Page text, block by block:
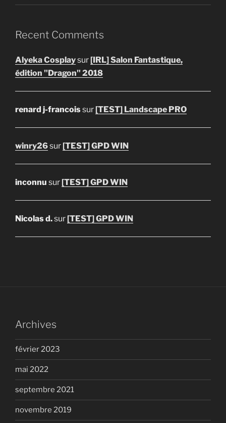
Recent Comments
Alyeka Cosplaysur[IRL] Salon Fantastique,
édition "Dragon" 2018
renard j-francoissur[TEST] Landscape PRO
winry26sur[TEST] GPD WIN
inconnu sur[TEST] GPD WIN
Nicolas d.sur[TEST] GPD WIN
Archives
février 2023
mai 2022
septembre 2021
novembre 2019